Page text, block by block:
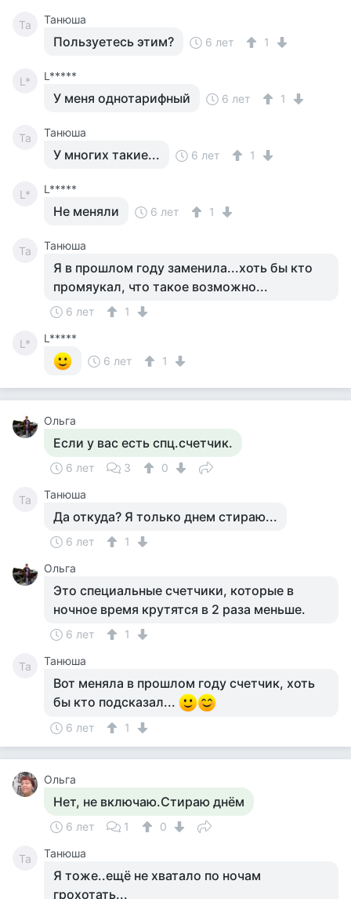
Та Танюша
Пользуетесь этим? 6 лет 1
L* L*****
У меня однотарифный 6 лет 1
Та Танюша
У многих такие... 6 лет 1
L* L*****
Не меняли 6 лет 1
Та Танюша
Я в прошлом году заменила...хоть бы кто
промяукал, что такое возможно...
6 лет 1
L*
L*****
6 лет
1
Ольга
Если у вас есть спц.счетчик.
6 лет 3 0
Та Танюша
Да откуда? Я только днем стираю...
6 лет
1
Ольга
Это специальные счетчики, которые в
ночное время крутятся в 2 раза меньше.
6 лет 1
Та Танюша
Вот меняла в прошлом году счетчик, хоть
бы кто подсказал...
6 лет 1
Ольга
Нет, не включаю.Стираю днём
6 лет 1 0
Та Танюша
Я тоже..ещё не хватало по ночам
грохотать...